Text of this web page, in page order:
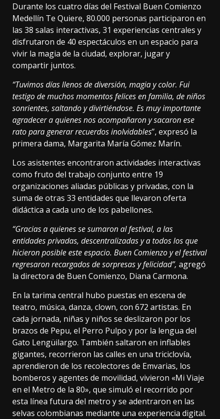
Durante los cuatro días del Festival Buen Comienzo
Medellín Te Quiere, 80.000 personas participaron en
las 38 salas interactivas, 31 experiencias centrales y
disfrutaron de 40 espectáculos en un espacio para
vivir la magia de la ciudad, explorar, jugar y
compartir juntos.
“Tuvimos días llenos de diversión, magia y color. Fui
testigo de muchos momentos felices en familia, de niños
sonrientes, saltando y divirtiéndose. Es muy importante
agradecer a quienes nos acompañaron y sacaron ese
rato para generar recuerdos inolvidables”, expresó la
primera dama, Margarita María Gómez Marín.
Los asistentes encontraron actividades interactivas
como fruto del trabajo conjunto entre 19
organizaciones aliadas públicas y privadas, con la
suma de otras 33 entidades que llevaron oferta
didáctica a cada uno de los pabellones.
“Gracias a quienes se sumaron al festival, a las
entidades privadas, descentralizadas y a todos los que
hicieron posible este espacio. Buen Comienzo y el festival
regresaron recargadosde sorpresas y felicidad”, agregó
la directora de Buen Comienzo, Diana Carmona.
En la tarima central hubo puestas en escena de
teatro, música, danza, clown, con 672 artistas. En
cada jornada, niñas y niños se deslizaron por los
brazos de Pepu, el Perro Pulpo y por la lengua del
Gato Lengüilargo. También saltaron en inflables
gigantes, recorrieron las calles en una triciclovía,
aprendieron de los recolectores de Emvarias, los
bomberos y agentes de movilidad, vivieron «Mi Viaje
en el Metro de la 80», que simuló el recorrido por
esta línea futura del metro y se adentraron en las
selvas colombianas mediante una experiencia digital.